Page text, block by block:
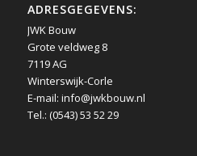
ADRESGEGEVENS:
JWK Bouw
Grote veldweg 8
7119 AG
Winterswijk-Corle
E-mail: info@jwkbouw.nl
Tel.: (0543) 53 52 29